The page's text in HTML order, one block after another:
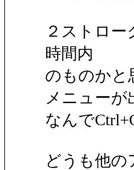
２ストロ
時間内
のものかと
メニュー
なんで
どうも他